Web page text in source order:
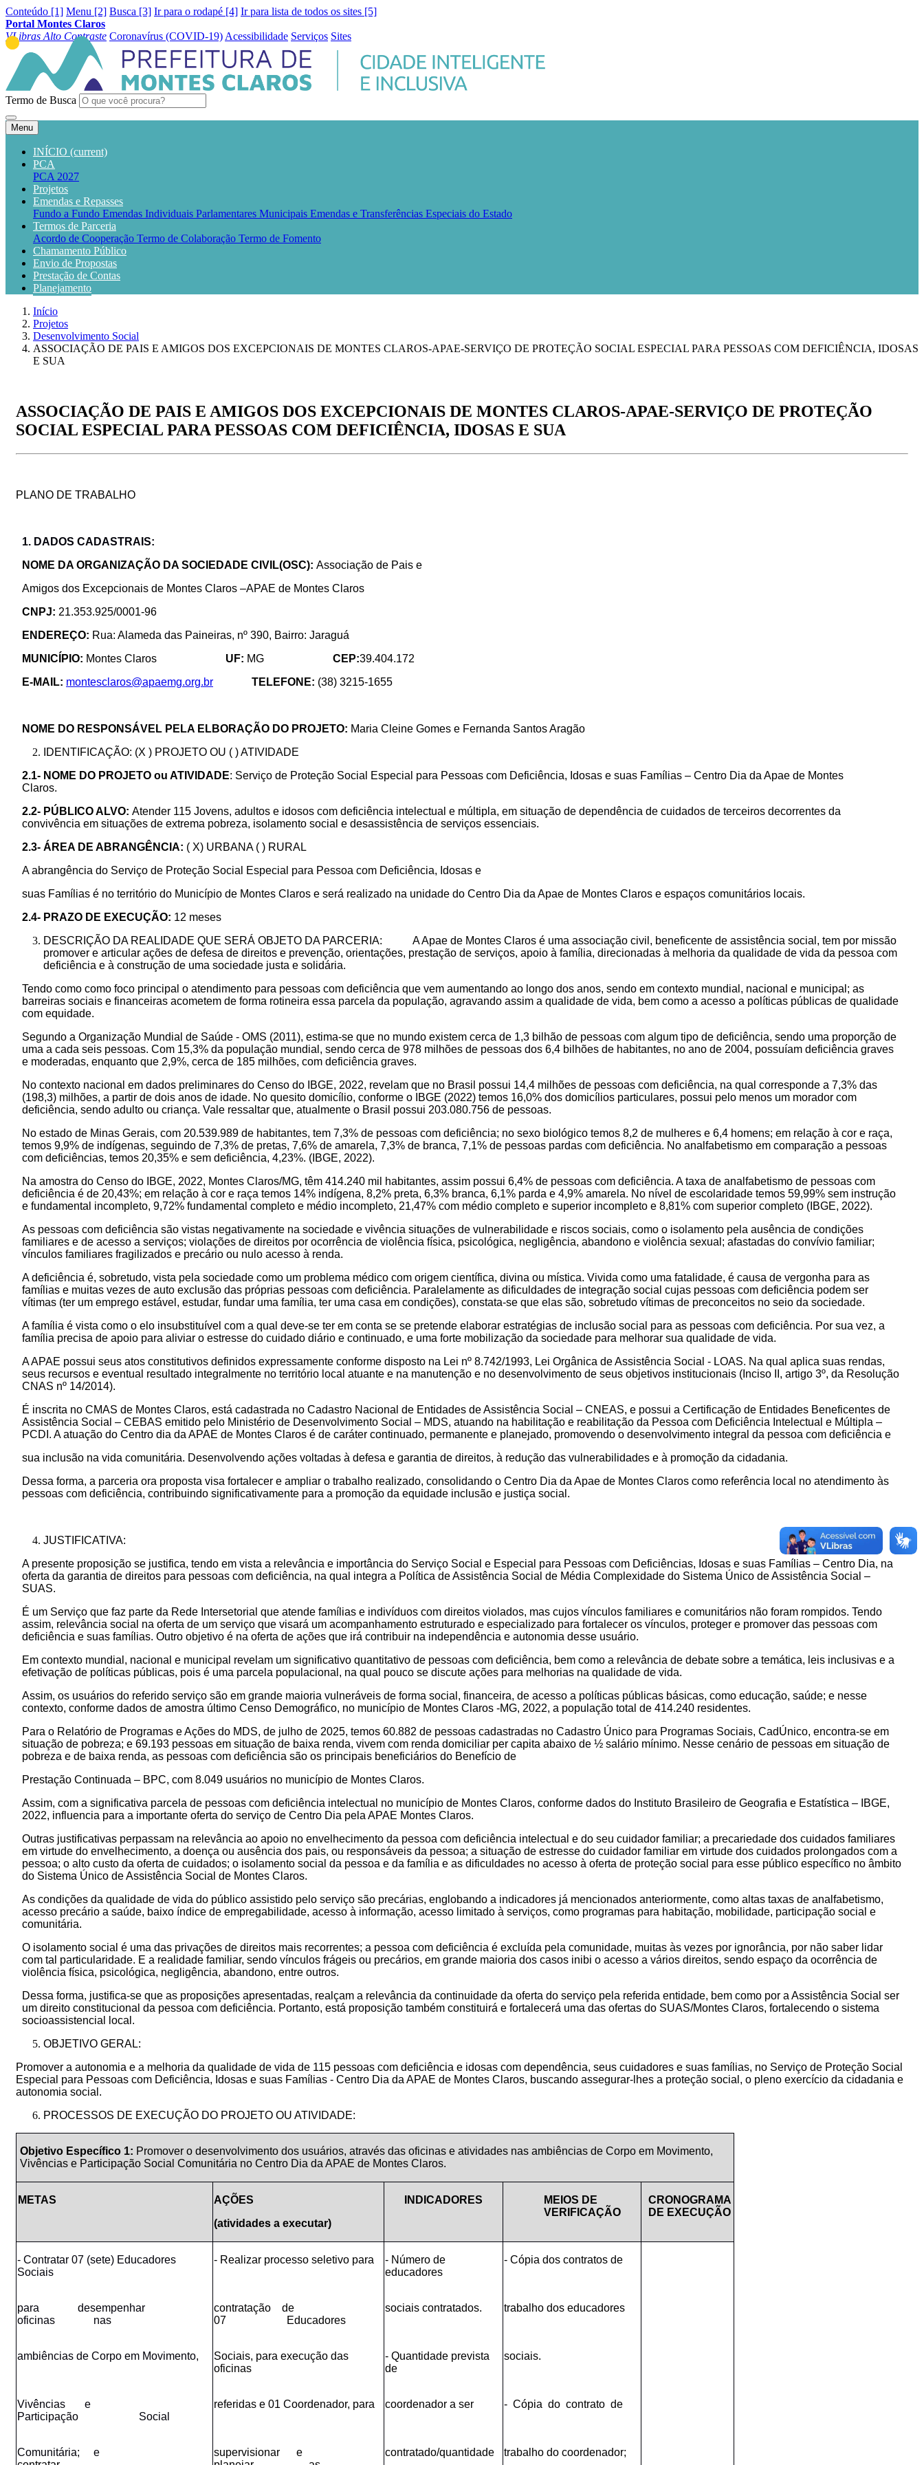
Conteúdo [1] Menu [2] Busca [3] Ir para o rodapé [4] Ir para lista de todos os sites [5]
Portal Montes Claros
VLibras Alto Contraste Coronavírus (COVID-19) Acessibilidade Serviços Sites
Termo de Busca
Menu
INÍCIO (current)
PCA
PCA 2027
Projetos
Emendas e Repasses
Fundo a Fundo Emendas Individuais Parlamentares Municipais Emendas e Transferências Especiais do Estado
Termos de Parceria
Acordo de Cooperação Termo de Colaboração Termo de Fomento
Chamamento Público
Envio de Propostas
Prestação de Contas
Planejamento
Início
Projetos
Desenvolvimento Social
ASSOCIAÇÃO DE PAIS E AMIGOS DOS EXCEPCIONAIS DE MONTES CLAROS-APAE-SERVIÇO DE PROTEÇÃO SOCIAL ESPECIAL PARA PESSOAS COM DEFICIÊNCIA, IDOSAS
E SUA
ASSOCIAÇÃO DE PAIS E AMIGOS DOS EXCEPCIONAIS DE MONTES CLAROS-APAE-SERVIÇO DE PROTEÇÃO
SOCIAL ESPECIAL PARA PESSOAS COM DEFICIÊNCIA, IDOSAS E SUA
PLANO DE TRABALHO
1. DADOS CADASTRAIS:
NOME DA ORGANIZAÇÃO DA SOCIEDADE CIVIL(OSC): Associação de Pais e
Amigos dos Excepcionais de Montes Claros –APAE de Montes Claros
CNPJ: 21.353.925/0001-96
ENDEREÇO: Rua: Alameda das Paineiras, nº 390, Bairro: Jaraguá
MUNICÍPIO: Montes Claros UF: MG CEP:39.404.172
E-MAIL: montesclaros@apaemg.org.br TELEFONE: (38) 3215-1655
NOME DO RESPONSÁVEL PELA ELBORAÇÃO DO PROJETO: Maria Cleine Gomes e Fernanda Santos Aragão
IDENTIFICAÇÃO: (X ) PROJETO OU ( ) ATIVIDADE
2.1- NOME DO PROJETO ou ATIVIDADE: Serviço de Proteção Social Especial para Pessoas com Deficiência, Idosas e suas Famílias – Centro Dia da Apae de Montes
Claros.
2.2- PÚBLICO ALVO: Atender 115 Jovens, adultos e idosos com deficiência intelectual e múltipla, em situação de dependência de cuidados de terceiros decorrentes da
convivência em situações de extrema pobreza, isolamento social e desassistência de serviços essenciais.
2.3- ÁREA DE ABRANGÊNCIA: ( X) URBANA ( ) RURAL
A abrangência do Serviço de Proteção Social Especial para Pessoa com Deficiência, Idosas e
suas Famílias é no território do Município de Montes Claros e será realizado na unidade do Centro Dia da Apae de Montes Claros e espaços comunitários locais.
2.4- PRAZO DE EXECUÇÃO: 12 meses
DESCRIÇÃO DA REALIDADE QUE SERÁ OBJETO DA PARCERIA: A Apae de Montes Claros é uma associação civil, beneficente de assistência social, tem por missão
promover e articular ações de defesa de direitos e prevenção, orientações, prestação de serviços, apoio à família, direcionadas à melhoria da qualidade de vida da pessoa com
deficiência e à construção de uma sociedade justa e solidária.
Tendo como como foco principal o atendimento para pessoas com deficiência que vem aumentando ao longo dos anos, sendo em contexto mundial, nacional e municipal; as
barreiras sociais e financeiras acometem de forma rotineira essa parcela da população, agravando assim a qualidade de vida, bem como a acesso a políticas públicas de qualidade
com equidade.
Segundo a Organização Mundial de Saúde - OMS (2011), estima-se que no mundo existem cerca de 1,3 bilhão de pessoas com algum tipo de deficiência, sendo uma proporção de
uma a cada seis pessoas. Com 15,3% da população mundial, sendo cerca de 978 milhões de pessoas dos 6,4 bilhões de habitantes, no ano de 2004, possuíam deficiência graves
e moderadas, enquanto que 2,9%, cerca de 185 milhões, com deficiência graves.
No contexto nacional em dados preliminares do Censo do IBGE, 2022, revelam que no Brasil possui 14,4 milhões de pessoas com deficiência, na qual corresponde a 7,3% das
(198,3) milhões, a partir de dois anos de idade. No quesito domicílio, conforme o IBGE (2022) temos 16,0% dos domicílios particulares, possui pelo menos um morador com
deficiência, sendo adulto ou criança. Vale ressaltar que, atualmente o Brasil possui 203.080.756 de pessoas.
No estado de Minas Gerais, com 20.539.989 de habitantes, tem 7,3% de pessoas com deficiência; no sexo biológico temos 8,2 de mulheres e 6,4 homens; em relação à cor e raça,
temos 9,9% de indígenas, seguindo de 7,3% de pretas, 7,6% de amarela, 7,3% de branca, 7,1% de pessoas pardas com deficiência. No analfabetismo em comparação a pessoas
com deficiências, temos 20,35% e sem deficiência, 4,23%. (IBGE, 2022).
Na amostra do Censo do IBGE, 2022, Montes Claros/MG, têm 414.240 mil habitantes, assim possui 6,4% de pessoas com deficiência. A taxa de analfabetismo de pessoas com
deficiência é de 20,43%; em relação à cor e raça temos 14% indígena, 8,2% preta, 6,3% branca, 6,1% parda e 4,9% amarela. No nível de escolaridade temos 59,99% sem instrução
e fundamental incompleto, 9,72% fundamental completo e médio incompleto, 21,47% com médio completo e superior incompleto e 8,81% com superior completo (IBGE, 2022).
As pessoas com deficiência são vistas negativamente na sociedade e vivência situações de vulnerabilidade e riscos sociais, como o isolamento pela ausência de condições
familiares e de acesso a serviços; violações de direitos por ocorrência de violência física, psicológica, negligência, abandono e violência sexual; afastadas do convívio familiar;
vínculos familiares fragilizados e precário ou nulo acesso à renda.
A deficiência é, sobretudo, vista pela sociedade como um problema médico com origem científica, divina ou mística. Vivida como uma fatalidade, é causa de vergonha para as
famílias e muitas vezes de auto exclusão das próprias pessoas com deficiência. Paralelamente as dificuldades de integração social cujas pessoas com deficiência podem ser
vítimas (ter um emprego estável, estudar, fundar uma família, ter uma casa em condições), constata-se que elas são, sobretudo vítimas de preconceitos no seio da sociedade.
A família é vista como o elo insubstituível com a qual deve-se ter em conta se se pretende elaborar estratégias de inclusão social para as pessoas com deficiência. Por sua vez, a
família precisa de apoio para aliviar o estresse do cuidado diário e continuado, e uma forte mobilização da sociedade para melhorar sua qualidade de vida.
A APAE possui seus atos constitutivos definidos expressamente conforme disposto na Lei nº 8.742/1993, Lei Orgânica de Assistência Social - LOAS. Na qual aplica suas rendas,
seus recursos e eventual resultado integralmente no território local atuante e na manutenção e no desenvolvimento de seus objetivos institucionais (Inciso II, artigo 3º, da Resolução
CNAS nº 14/2014).
É inscrita no CMAS de Montes Claros, está cadastrada no Cadastro Nacional de Entidades de Assistência Social – CNEAS, e possui a Certificação de Entidades Beneficentes de
Assistência Social – CEBAS emitido pelo Ministério de Desenvolvimento Social – MDS, atuando na habilitação e reabilitação da Pessoa com Deficiência Intelectual e Múltipla –
PCDI. A atuação do Centro dia da APAE de Montes Claros é de caráter continuado, permanente e planejado, promovendo o desenvolvimento integral da pessoa com deficiência e
sua inclusão na vida comunitária. Desenvolvendo ações voltadas à defesa e garantia de direitos, à redução das vulnerabilidades e à promoção da cidadania.
Dessa forma, a parceria ora proposta visa fortalecer e ampliar o trabalho realizado, consolidando o Centro Dia da Apae de Montes Claros como referência local no atendimento às
pessoas com deficiência, contribuindo significativamente para a promoção da equidade inclusão e justiça social.
JUSTIFICATIVA:
A presente proposição se justifica, tendo em vista a relevância e importância do Serviço Social e Especial para Pessoas com Deficiências, Idosas e suas Famílias – Centro Dia, na
oferta da garantia de direitos para pessoas com deficiência, na qual integra a Política de Assistência Social de Média Complexidade do Sistema Único de Assistência Social –
SUAS.
É um Serviço que faz parte da Rede Intersetorial que atende famílias e indivíduos com direitos violados, mas cujos vínculos familiares e comunitários não foram rompidos. Tendo
assim, relevância social na oferta de um serviço que visará um acompanhamento estruturado e especializado para fortalecer os vínculos, proteger e promover das pessoas com
deficiência e suas famílias. Outro objetivo é na oferta de ações que irá contribuir na independência e autonomia desse usuário.
Em contexto mundial, nacional e municipal revelam um significativo quantitativo de pessoas com deficiência, bem como a relevância de debate sobre a temática, leis inclusivas e a
efetivação de políticas públicas, pois é uma parcela populacional, na qual pouco se discute ações para melhorias na qualidade de vida.
Assim, os usuários do referido serviço são em grande maioria vulneráveis de forma social, financeira, de acesso a políticas públicas básicas, como educação, saúde; e nesse
contexto, conforme dados de amostra último Censo Demográfico, no município de Montes Claros -MG, 2022, a população total de 414.240 residentes.
Para o Relatório de Programas e Ações do MDS, de julho de 2025, temos 60.882 de pessoas cadastradas no Cadastro Único para Programas Sociais, CadÚnico, encontra-se em
situação de pobreza; e 69.193 pessoas em situação de baixa renda, vivem com renda domiciliar per capita abaixo de ½ salário mínimo. Nesse cenário de pessoas em situação de
pobreza e de baixa renda, as pessoas com deficiência são os principais beneficiários do Benefício de
Prestação Continuada – BPC, com 8.049 usuários no município de Montes Claros.
Assim, com a significativa parcela de pessoas com deficiência intelectual no município de Montes Claros, conforme dados do Instituto Brasileiro de Geografia e Estatística – IBGE,
2022, influencia para a importante oferta do serviço de Centro Dia pela APAE Montes Claros.
Outras justificativas perpassam na relevância ao apoio no envelhecimento da pessoa com deficiência intelectual e do seu cuidador familiar; a precariedade dos cuidados familiares
em virtude do envelhecimento, a doença ou ausência dos pais, ou responsáveis da pessoa; a situação de estresse do cuidador familiar em virtude dos cuidados prolongados com a
pessoa; o alto custo da oferta de cuidados; o isolamento social da pessoa e da família e as dificuldades no acesso à oferta de proteção social para esse público específico no âmbito
do Sistema Único de Assistência Social de Montes Claros.
As condições da qualidade de vida do público assistido pelo serviço são precárias, englobando a indicadores já mencionados anteriormente, como altas taxas de analfabetismo,
acesso precário a saúde, baixo índice de empregabilidade, acesso à informação, acesso limitado à serviços, como programas para habitação, mobilidade, participação social e
comunitária.
O isolamento social é uma das privações de direitos mais recorrentes; a pessoa com deficiência é excluída pela comunidade, muitas às vezes por ignorância, por não saber lidar
com tal particularidade. E a realidade familiar, sendo vínculos frágeis ou precários, em grande maioria dos casos inibi o acesso a vários direitos, sendo espaço da ocorrência de
violência física, psicológica, negligência, abandono, entre outros.
Dessa forma, justifica-se que as proposições apresentadas, realçam a relevância da continuidade da oferta do serviço pela referida entidade, bem como por a Assistência Social ser
um direito constitucional da pessoa com deficiência. Portanto, está proposição também constituirá e fortalecerá uma das ofertas do SUAS/Montes Claros, fortalecendo o sistema
socioassistencial local.
OBJETIVO GERAL:
Promover a autonomia e a melhoria da qualidade de vida de 115 pessoas com deficiência e idosas com dependência, seus cuidadores e suas famílias, no Serviço de Proteção Social
Especial para Pessoas com Deficiência, Idosas e suas Famílias - Centro Dia da APAE de Montes Claros, buscando assegurar-lhes a proteção social, o pleno exercício da cidadania e
autonomia social.
PROCESSOS DE EXECUÇÃO DO PROJETO OU ATIVIDADE:
Objetivo Específico 1: Promover o desenvolvimento dos usuários, através das oficinas e atividades nas ambiências de Corpo em Movimento,
Vivências e Participação Social Comunitária no Centro Dia da APAE de Montes Claros.
METAS
AÇÕES
(atividades a executar)
INDICADORES
MEIOS DE
VERIFICAÇÃO
CRONOGRAMA
DE EXECUÇÃO
- Contratar 07 (sete) Educadores
Sociais
- Realizar processo seletivo para
- Número de
educadores
- Cópia dos contratos de
para desempenhar
oficinas nas
contratação de
07 Educadores
sociais contratados. trabalho dos educadores
ambiências de Corpo em Movimento,
Sociais, para execução das
oficinas
- Quantidade prevista
de
sociais.
Vivências e
Participação Social
referidas e 01 Coordenador, para coordenador a ser - Cópia do contrato de
Comunitária; e
supervisionar e
contratado/quantidade trabalho do coordenador;